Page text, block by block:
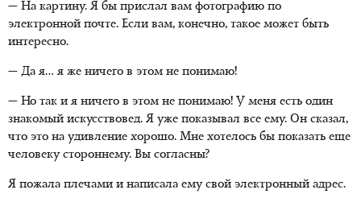
— На картину. Я бы прислал вам фотографию по
электронной почте. Если вам, конечно, такое может быть
интересно.
— Да я… я же ничего в этом не понимаю!
— Но так и я ничего в этом не понимаю! У меня есть один
знакомый искусствовед. Я уже показывал все ему. Он сказал,
что это на удивление хорошо. Мне хотелось бы показать еще
человеку стороннему. Вы согласны?
Я пожала плечами и написала ему свой электронный адрес.